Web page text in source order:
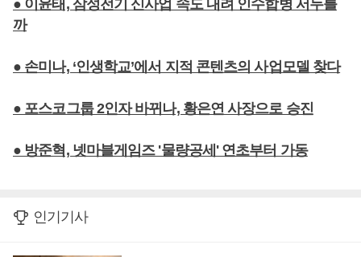
● 이윤태, 삼성전기 신사업 속도 내려 인수합병 서두를
까
● 손미나, ‘인생학교’에서 지적 콘텐츠의 사업모델 찾다
● 포스코그룹 2인자 바뀌나, 황은연 사장으로 승진
● 방준혁, 넷마블게임즈 '물량공세' 연초부터 가동
인기기사